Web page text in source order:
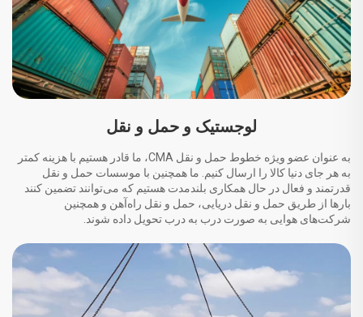
لوجستیک و حمل و نقل
به عنوان عضو ویژه خطوط حمل و نقل CMA، ما قادر هستیم با هزینه کمتر
به هر جای دنیا کالا را ارسال کنیم. ما همچنین با موسسات حمل و نقل
قدرتمند و فعال در حال همکاری بلندمدت هستیم که می‌توانند تضمین کنند
بارها از طریق حمل و نقل دریایی، حمل و نقل راه‌آهن و همچنین
شرکت‌های هوایی به صورت درب به درب تحویل داده شوند.